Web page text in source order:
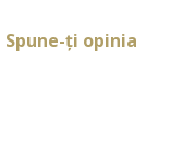
Spune-ţi opinia